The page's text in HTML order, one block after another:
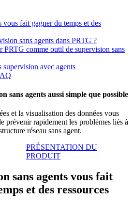
vous fait gagner du temps et des
sans agents dans PRTG ?
PRTG comme outil de supervision sans
supervision avec agents
sans agents aussi simple que possible
et la visualisation des données vous
prévenir rapidement les problèmes liés à
réseau sans agent.
PRÉSENTATION DU
PRODUIT
sans agents vous fait
et des ressources